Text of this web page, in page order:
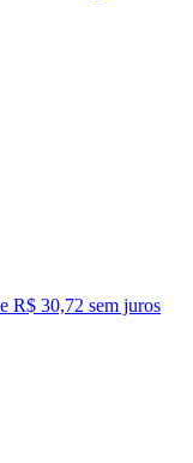
R$ 30,72 sem juros